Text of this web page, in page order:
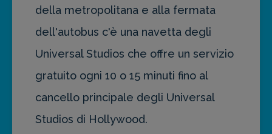
della metropolitana e alla fermata
dell'autobus c'è una navetta degli
Universal Studios che offre un servizio
gratuito ogni 10 o 15 minuti fino al
cancello principale degli Universal
Studios di Hollywood.